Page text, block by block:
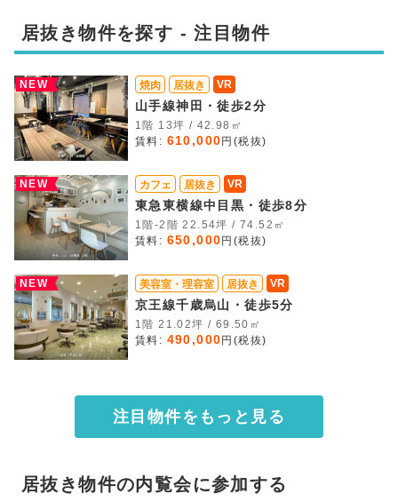
居抜き物件を探す - 注目物件
NEW 焼肉 居抜き VR
山手線神田・徒歩2分
1階 13坪 / 42.98㎡
賃料: 610,000 円(税抜)
NEW カフェ 居抜き VR
東急東横線中目黒・徒歩8分
1階-2階 22.54坪 / 74.52㎡
賃料: 650,000 円(税抜)
NEW 美容室・理容室 居抜き VR
京王線千歳烏山・徒歩5分
1階 21.02坪 / 69.50㎡
賃料: 490,000 円(税抜)
注目物件をもっと見る
居抜き物件の内覧会に参加する